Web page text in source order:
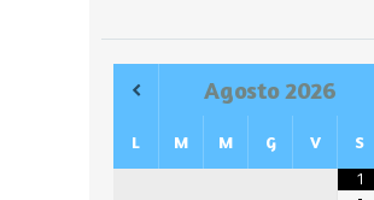
Agosto 2026
L M M G V S
1